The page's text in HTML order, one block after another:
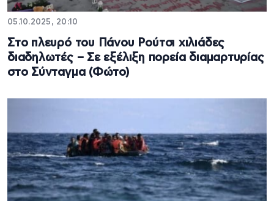
05.10.2025, 20:10
Στο πλευρό του Πάνου Ρούτσι χιλιάδες
διαδηλωτές – Σε εξέλιξη πορεία διαμαρτυρίας
στο Σύνταγμα (Φώτο)